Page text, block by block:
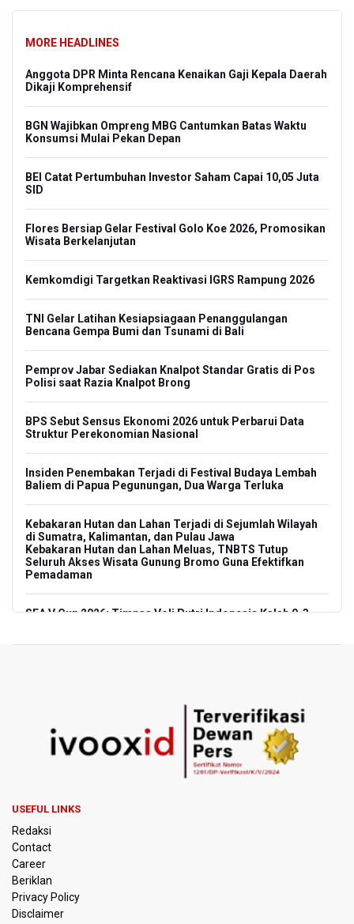
MORE HEADLINES
Anggota DPR Minta Rencana Kenaikan Gaji Kepala Daerah
Dikaji Komprehensif
BGN Wajibkan Ompreng MBG Cantumkan Batas Waktu
Konsumsi Mulai Pekan Depan
BEI Catat Pertumbuhan Investor Saham Capai 10,05 Juta
SID
Flores Bersiap Gelar Festival Golo Koe 2026, Promosikan
Wisata Berkelanjutan
Kemkomdigi Targetkan Reaktivasi IGRS Rampung 2026
TNI Gelar Latihan Kesiapsiagaan Penanggulangan
Bencana Gempa Bumi dan Tsunami di Bali
Pemprov Jabar Sediakan Knalpot Standar Gratis di Pos
Polisi saat Razia Knalpot Brong
BPS Sebut Sensus Ekonomi 2026 untuk Perbarui Data
Struktur Perekonomian Nasional
Insiden Penembakan Terjadi di Festival Budaya Lembah
Baliem di Papua Pegunungan, Dua Warga Terluka
Kebakaran Hutan dan Lahan Terjadi di Sejumlah Wilayah
di Sumatra, Kalimantan, dan Pulau Jawa
Kebakaran Hutan dan Lahan Meluas, TNBTS Tutup
Seluruh Akses Wisata Gunung Bromo Guna Efektifkan
Pemadaman
SEA V Cup 2026: Timnas Voli Putri Indonesia Kalah 0-3
Pakar: Pengungkapan TPPU Eks Jampidsus Febrie
Adriansyah Harus Buktikan Pidana Asal
Tim 9 Kejagung Periksa Febrie Adransayah sebagai
Tersangka dan Saksi Terkait Kasus TPPU
Nasional
Kemarau Panjang, BNPB Minta Kalbar Tinjau Perda Bakar
Lahan
USEFUL LINKS
Redaksi
Contact
Career
Beriklan
Privacy Policy
Disclaimer